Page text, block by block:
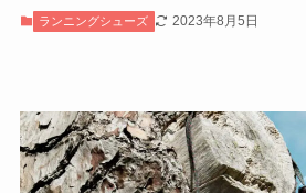
ランニングシューズ 2023年8月5日